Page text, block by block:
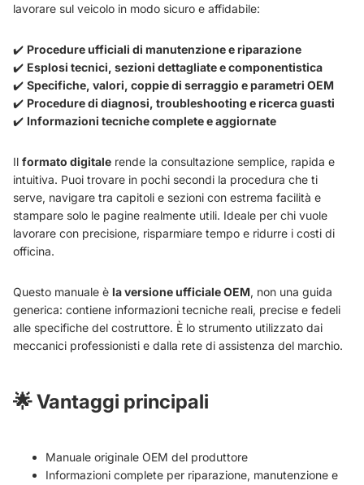
lavorare sul veicolo in modo sicuro e affidabile:
✔️ Procedure ufficiali di manutenzione e riparazione
✔️ Esplosi tecnici, sezioni dettagliate e componentistica
✔️ Specifiche, valori, coppie di serraggio e parametri OEM
✔️ Procedure di diagnosi, troubleshooting e ricerca guasti
✔️ Informazioni tecniche complete e aggiornate
Il formato digitale rende la consultazione semplice, rapida e
intuitiva. Puoi trovare in pochi secondi la procedura che ti
serve, navigare tra capitoli e sezioni con estrema facilità e
stampare solo le pagine realmente utili. Ideale per chi vuole
lavorare con precisione, risparmiare tempo e ridurre i costi di
officina.
Questo manuale è la versione ufficiale OEM, non una guida
generica: contiene informazioni tecniche reali, precise e fedeli
alle specifiche del costruttore. È lo strumento utilizzato dai
meccanici professionisti e dalla rete di assistenza del marchio.
🌟Vantaggi principali
Manuale originale OEM del produttore
Informazioni complete per riparazione, manutenzione e